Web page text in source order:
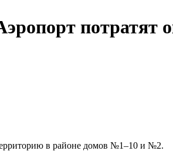
потратят
в районе домов №1–10 и №2.